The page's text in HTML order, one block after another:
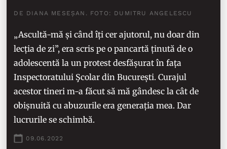
DE DIANA MESEȘAN. FOTO: DUMITRU ANGELESCU
„Ascultă-mă și când îți cer ajutorul, nu doar din
lecția de zi”, era scris pe o pancartă ținută de o
adolescentă la un protest desfășurat în fața
Inspectoratului Şcolar din București. Curajul
acestor tineri m-a făcut să mă gândesc la cât de
obișnuită cu abuzurile era generația mea. Dar
lucrurile se schimbă.
09.06.2022